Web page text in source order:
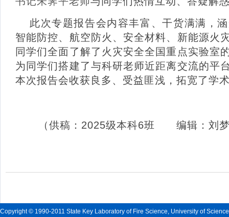
此次专题报告会内容丰富、干货满满，
智能防控、航空防火、安全材料、新能源火
同学们全面了解了火灾安全全国重点实验室
为同学们搭建了与科研老师近距离交流的平
本次报告会收获良多、受益匪浅，拓宽了学
（供稿：2025级本科6班 编辑：
Copyright © 1990-2011 State Key Laboratory of Fire Science, University of